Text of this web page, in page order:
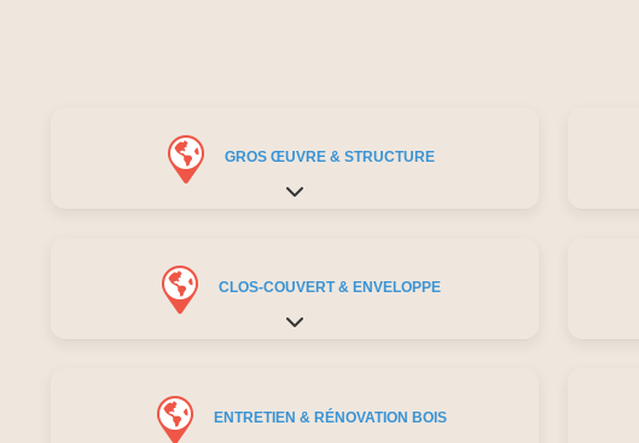
GROS ŒUVRE & STRUCTURE
Expand sub-categories
CLOS-COUVERT & ENVELOPPE
Expand sub-categories
ENTRETIEN & RÉNOVATION BOIS